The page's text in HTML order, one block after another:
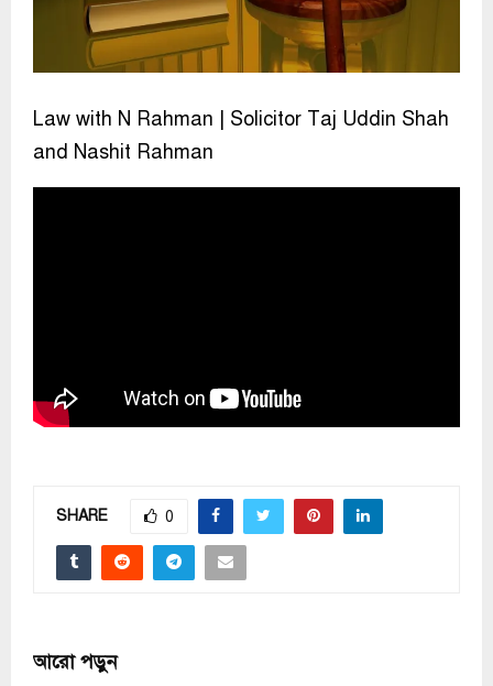
Law with N Rahman | Solicitor Taj Uddin Shah
and Nashit Rahman
SHARE 0
আরো পড়ুন